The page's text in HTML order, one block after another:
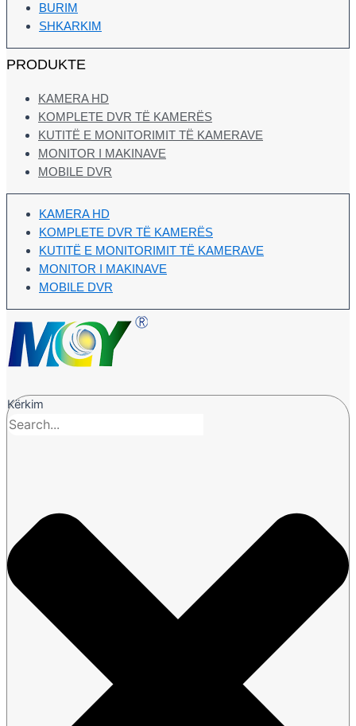
BURIM
SHKARKIM
PRODUKTE
KAMERA HD
KOMPLETE DVR TË KAMERËS
KUTITË E MONITORIMIT TË KAMERAVE
MONITOR I MAKINAVE
MOBILE DVR
KAMERA HD
KOMPLETE DVR TË KAMERËS
KUTITË E MONITORIMIT TË KAMERAVE
MONITOR I MAKINAVE
MOBILE DVR
Kërkim